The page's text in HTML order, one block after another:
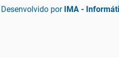
Desenvolvido por IMA -